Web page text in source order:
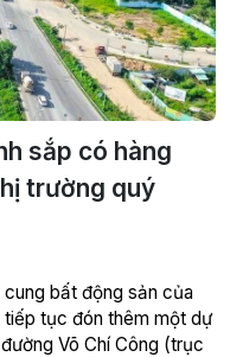
sắp có hàng
trường quý
bất động sản của
tiếp tục đón thêm một dự
Võ Chí Công (trục